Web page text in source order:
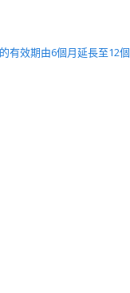
有效期由6個月延長至12個